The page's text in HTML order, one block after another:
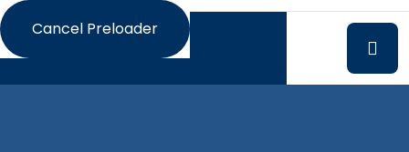
Cancel Preloader